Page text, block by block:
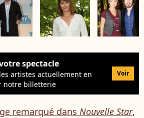
spectacle
artistes actuellement en
notre billetterie
Voir
remarqué dans Nouvelle Star,